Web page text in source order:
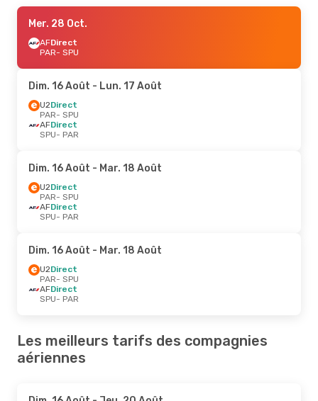
Mer. 28 Oct.
AFDirect
PAR- SPU
Dim. 16 Août - Lun. 17 Août
U2Direct
PAR- SPU
AFDirect
SPU- PAR
Dim. 16 Août - Mar. 18 Août
U2Direct
PAR- SPU
AFDirect
SPU- PAR
Dim. 16 Août - Mar. 18 Août
U2Direct
PAR- SPU
AFDirect
SPU- PAR
Les meilleurs tarifs des compagnies
aériennes